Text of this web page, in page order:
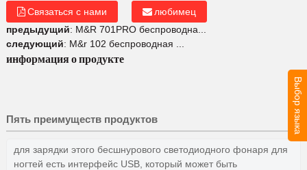
Связаться с нами
любимец
предыдущий: M&R 701PRO беспроводна...
следующий: M&r 102 беспроводная ...
информация о продукте
Пять преимуществ продуктов
для зарядки этого бесшнурового светодиодного фонаря для
ногтей есть интерфейс USB, который может быть
Выбор языка